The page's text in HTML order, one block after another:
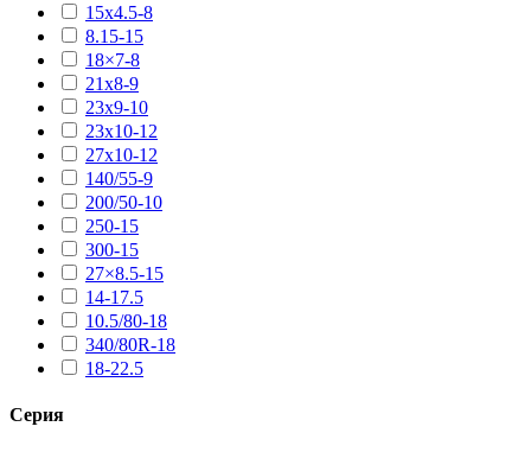
15х4.5-8
8.15-15
18×7-8
21х8-9
23х9-10
23х10-12
27х10-12
140/55-9
200/50-10
250-15
300-15
27×8.5-15
14-17.5
10.5/80-18
340/80R-18
18-22.5
Серия